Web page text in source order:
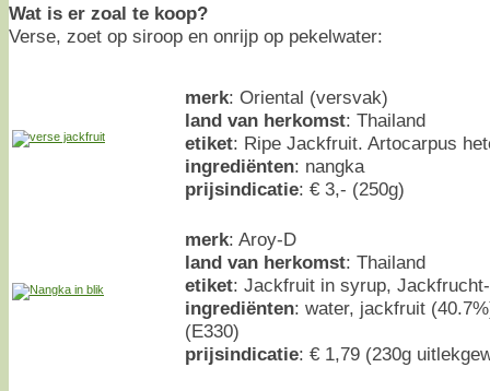
Wat is er zoal te koop?
Verse, zoet op siroop en onrijp op pekelwater:
merk: Oriental (versvak)
land van herkomst: Thailand
etiket: Ripe Jackfruit. Artocarpus
ingrediënten: nangka
prijsindicatie: € 3,- (250g)
merk: Aroy-D
land van herkomst: Thailand
etiket: Jackfruit in syrup,
ingrediënten: water, jackfruit
(E330)
prijsindicatie: € 1,79 (230g